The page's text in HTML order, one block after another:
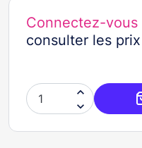
Connectez-vous
consulter les prix

